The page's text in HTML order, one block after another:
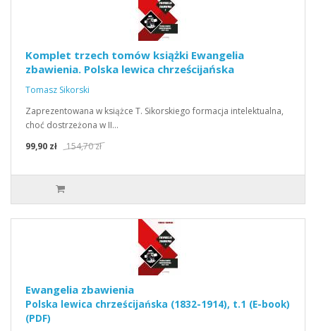
Komplet trzech tomów książki Ewangelia
zbawienia. Polska lewica chrześcijańska
Tomasz Sikorski
Zaprezentowana w książce T. Sikorskiego formacja intelektualna,
choć dostrzeżona w II…
99,90 zł
154,70 zł
Ewangelia zbawienia
Polska lewica chrześcijańska (1832-1914), t.1 (E-book)
(PDF)